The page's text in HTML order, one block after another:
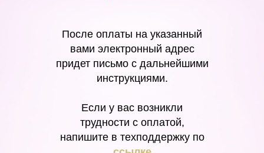
После оплаты на указанный
вами электронный адрес
придет письмо с дальнейшими
инструкциями.
Если у вас возникли
трудности с оплатой,
напишите в техподдержку по